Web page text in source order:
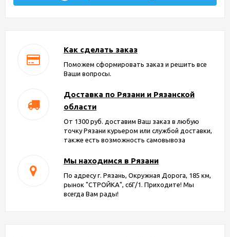
Как сделать заказ
Поможем сформировать заказ и решить все
Ваши вопросы.
Доставка по Рязани и Рязанской
области
От 1300 руб. доставим Ваш заказ в любую
точку Рязани курьером или службой доставки,
также есть возможность самовывоза
Мы находимся в Рязани
По адресу г. Рязань, Окружная Дорога, 185 км,
рынок "СТРОЙКА", с6Г/1. Приходите! Мы
всегда Вам рады!